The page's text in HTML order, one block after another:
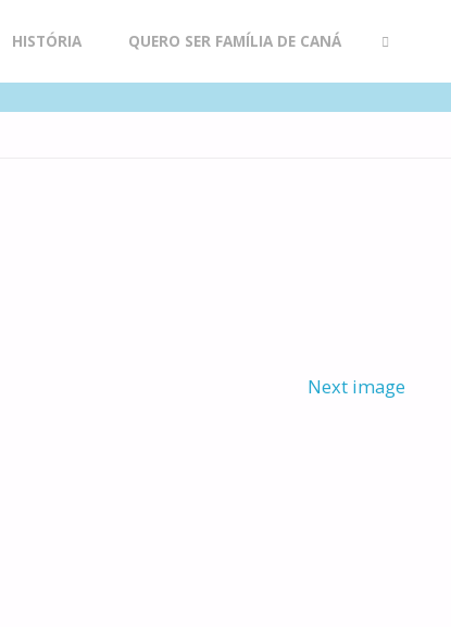
HISTÓRIA QUERO SER FAMÍLIA DE CANÁ
Next image